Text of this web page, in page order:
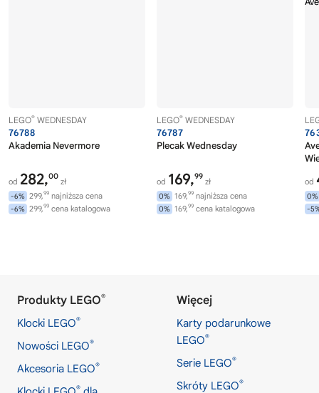
LEGO® WEDNESDAY
76788
Akademia Nevermore
od 282,00
zł
-6% 299,99 najniższa cena
-6% 299,99 cena katalogowa
LEGO® WEDNESDAY
76787
Plecak Wednesday
od 169,99
zł
0% 169,99 najniższa cena
0% 169,99 cena katalogowa
od
0%
-
Produkty LEGO®
Klocki LEGO®
Nowości LEGO®
Akcesoria LEGO®
®
Więcej
Karty podarunkowe
LEGO®
Serie LEGO®
Skróty LEGO®